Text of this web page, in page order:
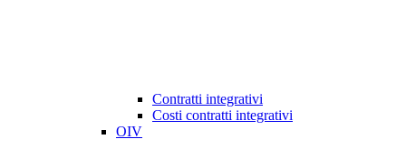
Contratti integrativi
Costi contratti integrativi
OIV